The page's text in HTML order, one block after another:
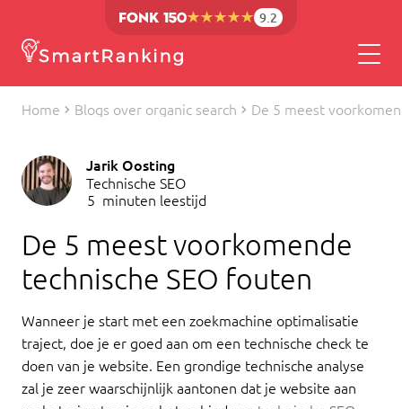
9.2
Home Blogs over organic search De 5 meest
Jarik Oosting
Technische SEO
5 minuten leestijd
De 5 meest voorkomende
technische SEO fouten
Wanneer je start met een zoekmachine optimalisatie
traject, doe je er goed aan om een technische check te
doen van je website. Een grondige technische analyse
zal je zeer waarschijnlijk aantonen dat je website aan